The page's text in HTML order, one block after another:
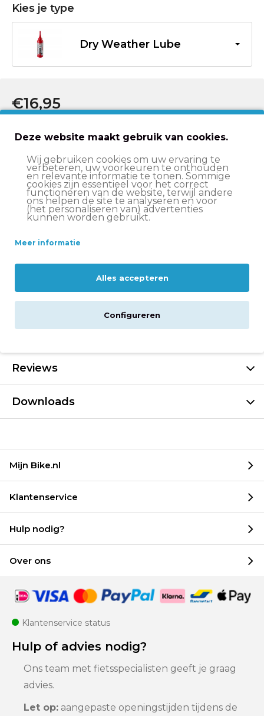
Kies je type
Dry Weather Lube
€16,95
In winkelwagen
Voor- en nadelen
Beschrijving
Specificaties
Reviews
Downloads
Mijn Bike.nl
Klantenservice
Hulp nodig?
Over ons
Klantenservice status
Hulp of advies nodig?
Ons team met fietsspecialisten geeft je graag
advies.
Let op: aangepaste openingstijden tijdens de
Deze website maakt gebruik van cookies.
Wij gebruiken cookies om uw ervaring te
verbeteren, uw voorkeuren te onthouden
en relevante informatie te tonen. Sommige
cookies zijn essentieel voor het correct
functioneren van de website, terwijl andere
ons helpen de site te analyseren en voor
(het personaliseren van) advertenties
kunnen worden gebruikt.
Meer informatie
Alles accepteren
Configureren